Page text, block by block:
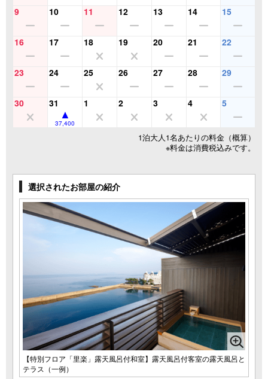
9 10 11 12 13 14 15
16 17 18 19 20 21 22
23 24 25 26 27 28 29
30 31
37,400
1 2 3 4 5
1泊大人1名あたりの料金（概算）
※料金は消費税込みです。
選択されたお部屋の紹介
【特別フロア「里楽」露天風呂付和室】露天風呂付客室の露天風呂と
テラス（一例）